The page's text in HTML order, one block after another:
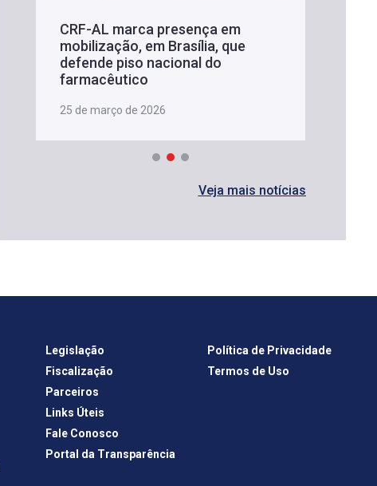
CRF-AL marca presença em
mobilização, em Brasília, que
defende piso nacional do
farmacêutico
25 de março de 2026
Veja mais notícias
Legislação
Fiscalização
Parceiros
Links Úteis
Fale Conosco
Portal da Transparência
Política de Privacidade
Termos de Uso